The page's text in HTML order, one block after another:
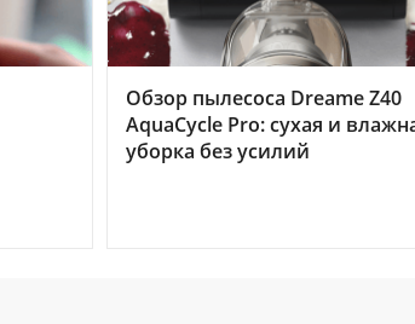
Обзор пылесоса Dreame Z40
AquaCycle Pro: сухая и
уборка без усилий